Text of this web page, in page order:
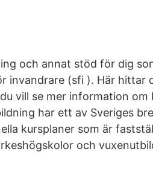
och annat stöd för dig
invandrare (sfi ). Här hittar
vill se mer information om
har ett av Sveriges
kursplaner som är
och